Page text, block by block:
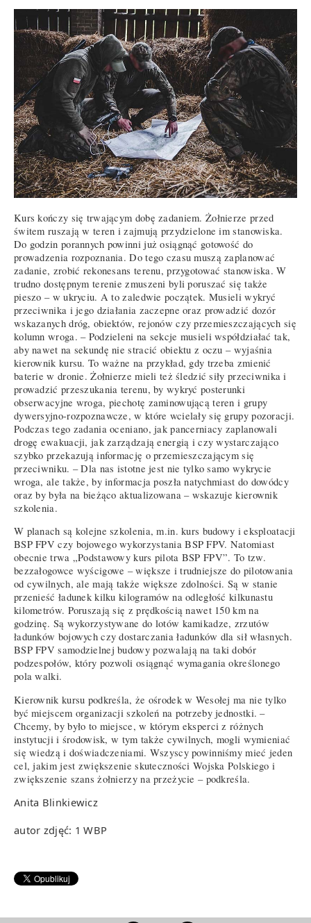
Kurs kończy się trwającym dobę zadaniem. Żołnierze przed
świtem ruszają w teren i zajmują przydzielone im stanowiska.
Do godzin porannych powinni już osiągnąć gotowość do
prowadzenia rozpoznania. Do tego czasu muszą zaplanować
zadanie, zrobić rekonesans terenu, przygotować stanowiska. W
trudno dostępnym terenie zmuszeni byli poruszać się także
pieszo – w ukryciu. A to zaledwie początek. Musieli wykryć
przeciwnika i jego działania zaczepne oraz prowadzić dozór
wskazanych dróg, obiektów, rejonów czy przemieszczających się
kolumn wroga. – Podzieleni na sekcje musieli współdziałać tak,
aby nawet na sekundę nie stracić obiektu z oczu – wyjaśnia
kierownik kursu. To ważne na przykład, gdy trzeba zmienić
baterie w dronie. Żołnierze mieli też śledzić siły przeciwnika i
prowadzić przeszukania terenu, by wykryć posterunki
obserwacyjne wroga, piechotę zaminowującą teren i grupy
dywersyjno-rozpoznawcze, w które wcielały się grupy pozoracji.
Podczas tego zadania oceniano, jak pancerniacy zaplanowali
drogę ewakuacji, jak zarządzają energią i czy wystarczająco
szybko przekazują informację o przemieszczającym się
przeciwniku. – Dla nas istotne jest nie tylko samo wykrycie
wroga, ale także, by informacja poszła natychmiast do dowódcy
oraz by była na bieżąco aktualizowana – wskazuje kierownik
szkolenia.
W planach są kolejne szkolenia, m.in. kurs budowy i eksploatacji
BSP FPV czy bojowego wykorzystania BSP FPV. Natomiast
obecnie trwa „Podstawowy kurs pilota BSP FPV”. To tzw.
bezzałogowce wyścigowe – większe i trudniejsze do pilotowania
od cywilnych, ale mają także większe zdolności. Są w stanie
przenieść ładunek kilku kilogramów na odległość kilkunastu
kilometrów. Poruszają się z prędkością nawet 150 km na
godzinę. Są wykorzystywane do lotów kamikadze, zrzutów
ładunków bojowych czy dostarczania ładunków dla sił własnych.
BSP FPV samodzielnej budowy pozwalają na taki dobór
podzespołów, który pozwoli osiągnąć wymagania określonego
pola walki.
Kierownik kursu podkreśla, że ośrodek w Wesołej ma nie tylko
być miejscem organizacji szkoleń na potrzeby jednostki. –
Chcemy, by było to miejsce, w którym eksperci z różnych
instytucji i środowisk, w tym także cywilnych, mogli wymieniać
się wiedzą i doświadczeniami. Wszyscy powinniśmy mieć jeden
cel, jakim jest zwiększenie skuteczności Wojska Polskiego i
zwiększenie szans żołnierzy na przeżycie – podkreśla.
Anita Blinkiewicz
autor zdjęć: 1 WBP